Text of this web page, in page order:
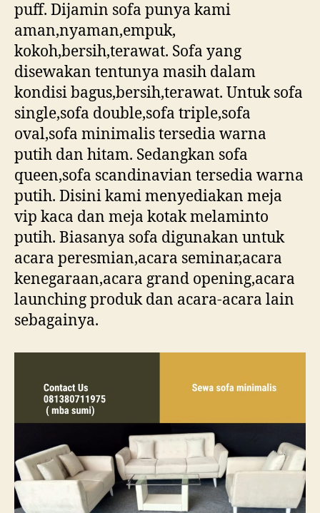
puff. Dijamin sofa punya kami
aman,nyaman,empuk,
kokoh,bersih,terawat. Sofa yang
disewakan tentunya masih dalam
kondisi bagus,bersih,terawat. Untuk sofa
single,sofa double,sofa triple,sofa
oval,sofa minimalis tersedia warna
putih dan hitam. Sedangkan sofa
queen,sofa scandinavian tersedia warna
putih. Disini kami menyediakan meja
vip kaca dan meja kotak melaminto
putih. Biasanya sofa digunakan untuk
acara peresmian,acara seminar,acara
kenegaraan,acara grand opening,acara
launching produk dan acara-acara lain
sebagainya.